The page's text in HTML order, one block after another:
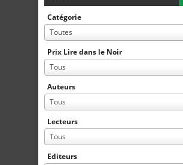
Catégorie
Toutes
Prix Lire dans le Noir
Tous
Auteurs
Tous
Lecteurs
Tous
Editeurs